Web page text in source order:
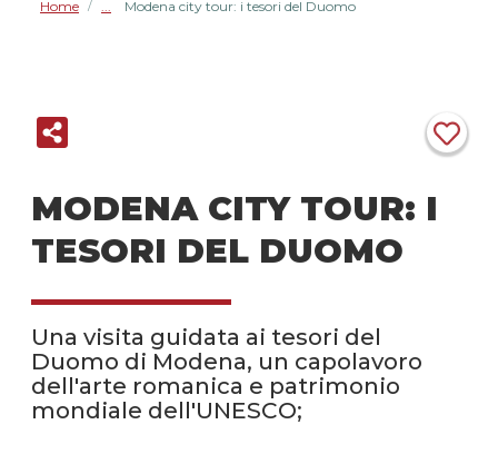
Home / Modena city tour: i tesori del Duomo
MODENA CITY TOUR: I
TESORI DEL DUOMO
Una visita guidata ai tesori del
Duomo di Modena, un capolavoro
dell'arte romanica e patrimonio
mondiale dell'UNESCO;